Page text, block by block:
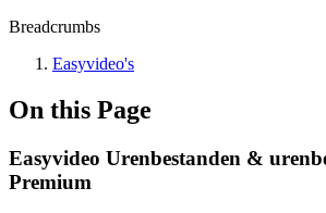
Breadcrumbs
Easyvideo's
On this Page
Easyvideo Urenbestanden &
Premium